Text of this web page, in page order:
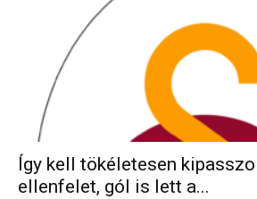
Így kell tökéletesen
ellenfelet, gól is lett a...